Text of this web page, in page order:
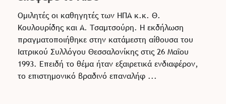
Ομιλητές οι καθηγητές των ΗΠΑ κ.κ. Θ.
Κουλουρίδης και Α. Τσαμτσούρη. Η εκδήλωση
πραγματοποιήθηκε στην κατάμεστη αίθουσα του
Ιατρικού Συλλόγου Θεσσαλονίκης στις 26 Μαΐου
1993. Επειδή το θέμα ήταν εξαιρετικά ενδιαφέρον,
το επιστημονικό βραδινό επαναλήφ ...